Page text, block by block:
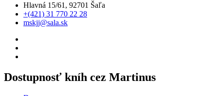
Hlavná 15/61, 92701 Šaľa
+(421) 31 770 22 28
mskjj@sala.sk
Dostupnosť kníh cez Martinus